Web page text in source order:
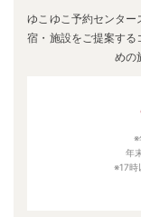
ゆこゆこ予約センター
宿・施設をご提案す
めの
※
年
※17時